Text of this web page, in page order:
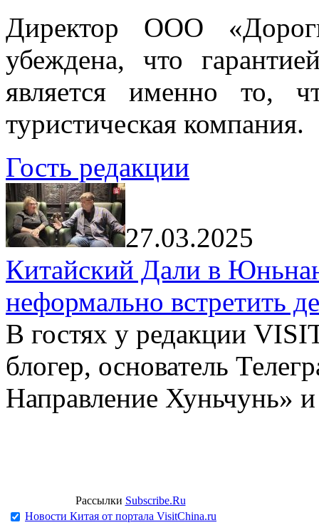
Директор ООО
убеждена, что
является именно то,
туристическая компания.
Гость редакции
27.03.2025
Китайский Дали в
неформально встретить
В гостях у редакции
блогер, основатель
Направление Хуньчунь»
Рассылки Subscribe.Ru
Новости Китая от портала VisitChina.ru